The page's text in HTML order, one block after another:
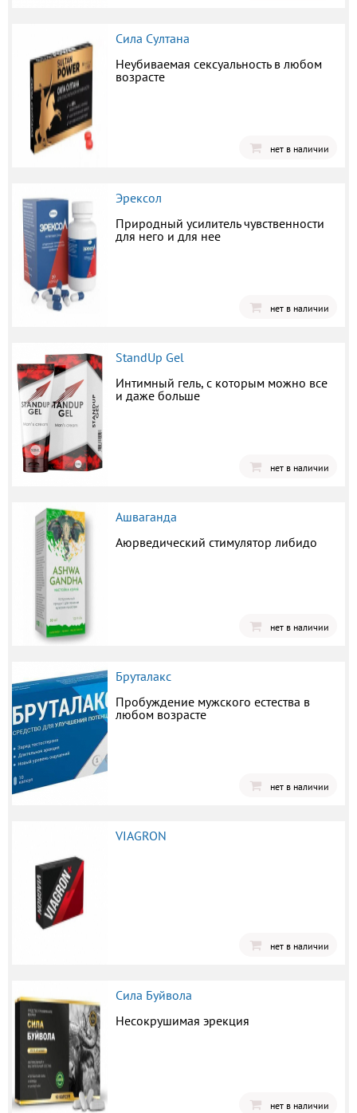
Сила Султана
Неубиваемая сексуальность в любом
возрасте
нет в наличии
Эрексол
Природный усилитель чувственности
для него и для нее
нет в наличии
StandUp Gel
Интимный гель, с которым можно все
и даже больше
нет в наличии
Ашваганда
Аюрведический стимулятор либидо
нет в наличии
Бруталакс
Пробуждение мужского естества в
любом возрасте
нет в наличии
VIAGRON
нет в наличии
Сила Буйвола
Несокрушимая эрекция
нет в наличии